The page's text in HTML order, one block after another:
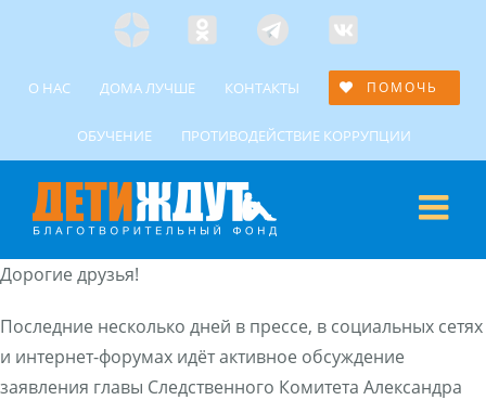
ЯндексОдноклассники
Telegramm
Custom
О НАС ДОМА ЛУЧШЕ КОНТАКТЫ ПОМОЧЬ
ОБУЧЕНИЕ ПРОТИВОДЕЙСТВИЕ КОРРУПЦИИ
Дорогие друзья!
Последние несколько дней в прессе, в социальных сетях
и интернет-форумах идёт активное обсуждение
заявления главы Следственного Комитета Александра